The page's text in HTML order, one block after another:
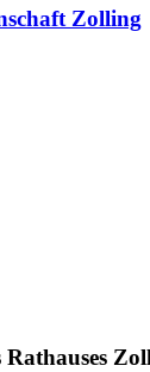
Zolling
Rathauses